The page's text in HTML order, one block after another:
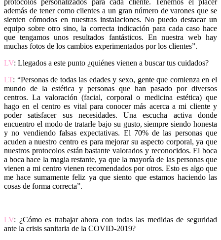
además de tener como clientes a un gran número de varones que se
sienten cómodos en nuestras instalaciones. No puedo destacar un
equipo sobre otro sino, la correcta indicación para cada caso hace
que tengamos unos resultados fantásticos. En nuestra web hay
muchas fotos de los cambios experimentados por los clientes”.
LV: Llegados a este punto ¿quiénes vienen a buscar tus cuidados?
LT: “Personas de todas las edades y sexo, gente que comienza en el
mundo de la estética y personas que han pasado por diversos
centros. La valoración (facial, corporal o medicina estética) que
hago en el centro es vital para conocer más acerca a mi cliente y
poder satisfacer sus necesidades. Una escucha activa donde
encuentro el modo de tratarle bajo su gusto, siempre siendo honesta
y no vendiendo falsas expectativas. El 70% de las personas que
acuden a nuestro centro es para mejorar su aspecto corporal, ya que
nuestros protocolos están bastante valorados y reconocidos. El boca
a boca hace la magia restante, ya que la mayoría de las personas que
vienen a mi centro vienen recomendados por otros. Esto es algo que
me hace sumamente feliz ya que siento que estamos haciendo las
cosas de forma correcta”.
LV: ¿Cómo es trabajar ahora con todas las medidas de seguridad
ante la crisis sanitaria de la COVID-2019?